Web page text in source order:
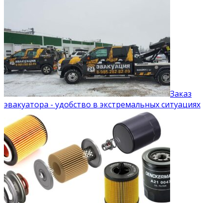
Заказ
эвакуатора - удобство в экстремальных ситуациях